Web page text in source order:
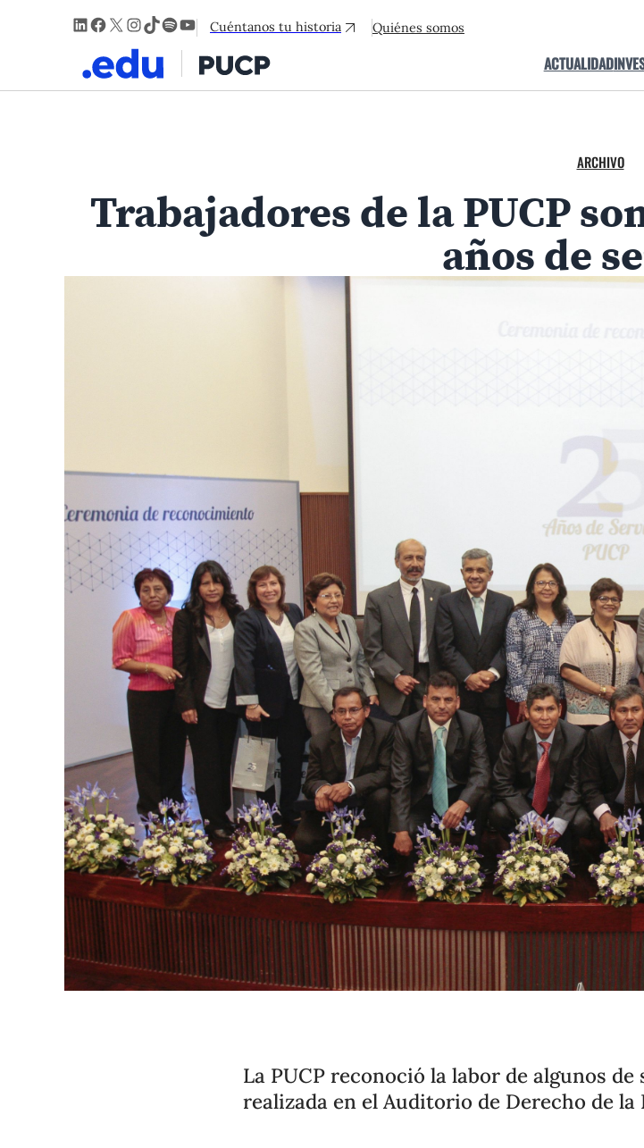
LinkedIn
Facebook
X Instagram
TikTok
Spotify
YouTube
Cuéntanos tu historia Quiénes somos
ACTUALIDAD
ARCHIVO
Trabajadores de la PUCP
años de
La PUCP reconoció la labor de algunos
realizada en el Auditorio de Derecho de la